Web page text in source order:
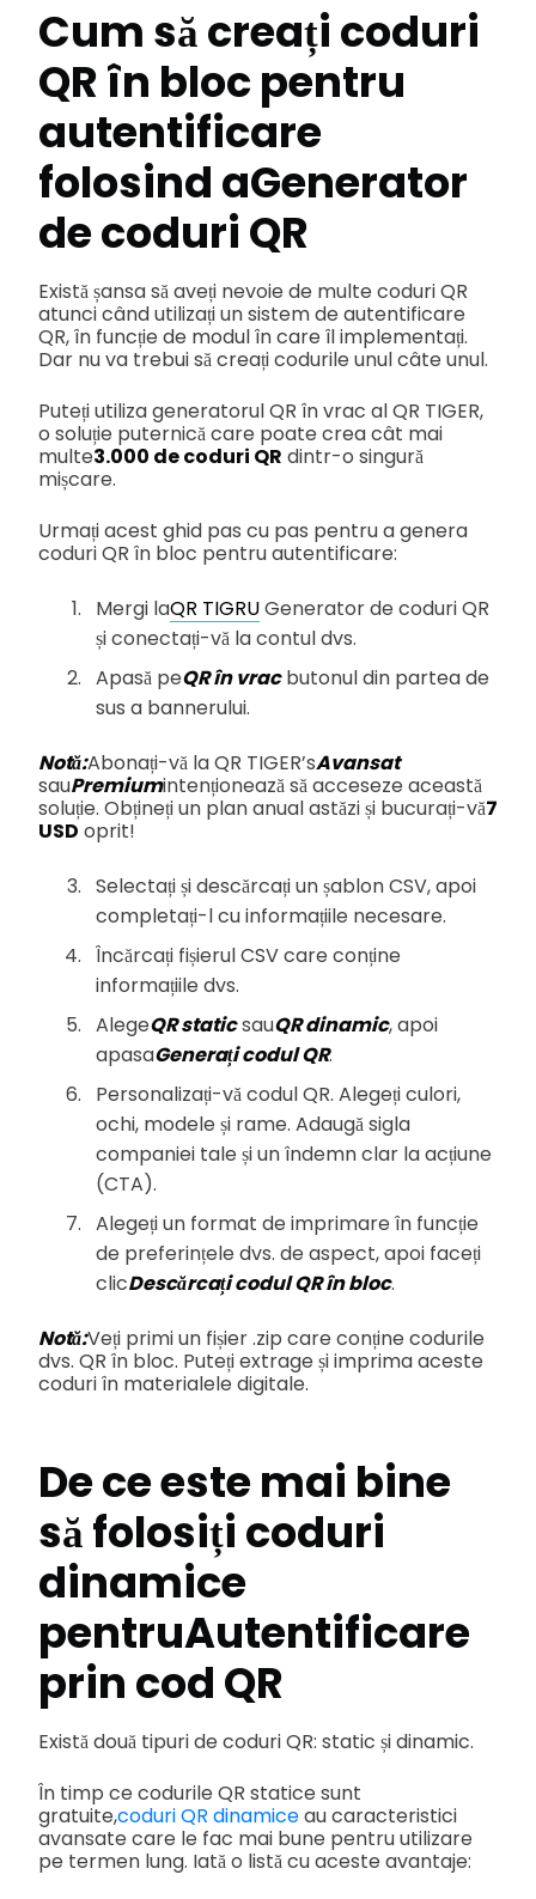
Cum să creați coduri
QR în bloc pentru
autentificare
folosind aGenerator
de coduri QR
Există șansa să aveți nevoie de multe coduri QR
atunci când utilizați un sistem de autentificare
QR, în funcție de modul în care îl implementați.
Dar nu va trebui să creați codurile unul câte unul.
Puteți utiliza generatorul QR în vrac al QR TIGER,
o soluție puternică care poate crea cât mai
multe3.000 de coduri QR dintr-o singură
mișcare.
Urmați acest ghid pas cu pas pentru a genera
coduri QR în bloc pentru autentificare:
Mergi laQR TIGRUGenerator de coduri QR
și conectați-vă la contul dvs.
Apasă peQR în vracbutonul din partea de
sus a bannerului.
Notă:Abonați-vă la QR TIGER’sAvansat
sauPremiumintenționează să acceseze această
soluție. Obțineți un plan anual astăzi și bucurați-vă7
USD oprit!
Selectați și descărcați un șablon CSV, apoi
completați-l cu informațiile necesare.
Încărcați fișierul CSV care conține
informațiile dvs.
AlegeQR staticsauQR dinamic, apoi
apasaGenerați codul QR.
Personalizați-vă codul QR. Alegeți culori,
ochi, modele și rame. Adaugă sigla
companiei tale și un îndemn clar la acțiune
(CTA).
Alegeți un format de imprimare în funcție
de preferințele dvs. de aspect, apoi faceți
clicDescărcați codul QR în bloc.
Notă:Veți primi un fișier .zip care conține codurile
dvs. QR în bloc. Puteți extrage și imprima aceste
coduri în materialele digitale.
De ce este mai bine
să folosiți coduri
dinamice
pentruAutentificare
prin cod QR
Există două tipuri de coduri QR: static și dinamic.
În timp ce codurile QR statice sunt
gratuite,coduri QR dinamiceau caracteristici
avansate care le fac mai bune pentru utilizare
pe termen lung. Iată o listă cu aceste avantaje: